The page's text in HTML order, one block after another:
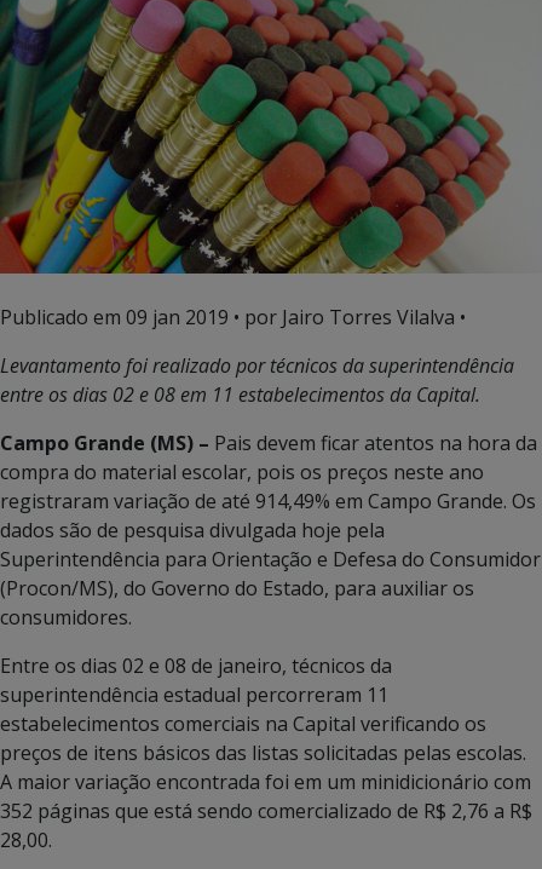
Publicado em 09 jan 2019 • por Jairo Torres Vilalva •
Levantamento foi realizado por técnicos da superintendência
entre os dias 02 e 08 em 11 estabelecimentos da Capital.
Campo Grande (MS) – Pais devem ficar atentos na hora da
compra do material escolar, pois os preços neste ano
registraram variação de até 914,49% em Campo Grande. Os
dados são de pesquisa divulgada hoje pela
Superintendência para Orientação e Defesa do Consumidor
(Procon/MS), do Governo do Estado, para auxiliar os
consumidores.
Entre os dias 02 e 08 de janeiro, técnicos da
superintendência estadual percorreram 11
estabelecimentos comerciais na Capital verificando os
preços de itens básicos das listas solicitadas pelas escolas.
A maior variação encontrada foi em um minidicionário com
352 páginas que está sendo comercializado de R$ 2,76 a R$
28,00.